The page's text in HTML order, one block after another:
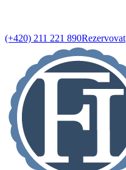
(+420) 211 221 890Rezervovat